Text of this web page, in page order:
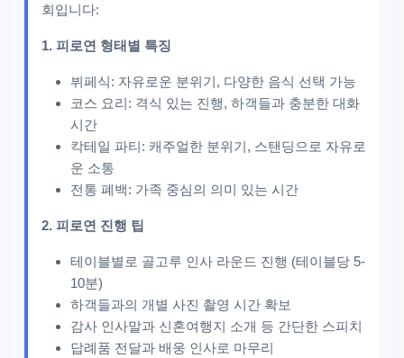
회입니다:
1. 피로연 형태별 특징
뷔페식: 자유로운 분위기, 다양한 음식 선택 가능
코스 요리: 격식 있는 진행, 하객들과 충분한 대화
시간
칵테일 파티: 캐주얼한 분위기, 스탠딩으로 자유로
운 소통
전통 폐백: 가족 중심의 의미 있는 시간
2. 피로연 진행 팁
테이블별로 골고루 인사 라운드 진행 (테이블당 5-
10분)
하객들과의 개별 사진 촬영 시간 확보
감사 인사말과 신혼여행지 소개 등 간단한 스피치
답례품 전달과 배웅 인사로 마무리